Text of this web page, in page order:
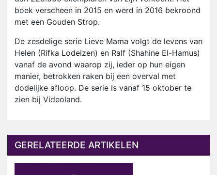
boek verscheen in 2015 en werd in 2016 bekroond
met een Gouden Strop.
De zesdelige serie Lieve Mama volgt de levens van
Helen (Rifka Lodeizen) en Ralf (Shahine El-Hamus)
vanaf de avond waarop zij, ieder op hun eigen
manier, betrokken raken bij een overval met
dodelijke afloop. De serie is vanaf 15 oktober te
zien bij Videoland.
GERELATEERDE ARTIKELEN